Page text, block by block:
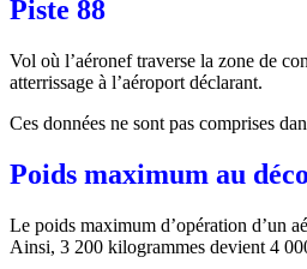
Piste 88
Vol où l’aéronef traverse la zone de
atterrissage à l’aéroport déclarant.
Ces données ne sont pas comprises
Poids maximum au
Le poids maximum d’opération d’un
Ainsi, 3 200 kilogrammes devient 4